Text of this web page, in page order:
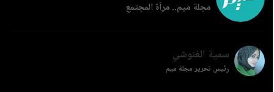
مجلة ميم.. مرآة المجتمع
سمية الغنوشي
رئيس تحرير مجلة ميم